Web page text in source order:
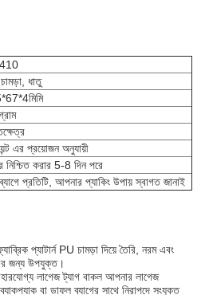
ধাতু
এর প্রয়োজন অনুযায়ী
নিশ্চিত করার 5-8 দিন পরে
প্রতিটি, আপনার প্যাকিং উপায় স্বাগত জানাই
প্যাটার্ন PU চামড়া দিয়ে তৈরি, নরম এবং
জন্য উপযুক্ত।
লাগেজ ট্যাগ বাকল আপনার লাগেজ
বা ডাফল ব্যাগের সাথে নিরাপদে সংযুক্ত